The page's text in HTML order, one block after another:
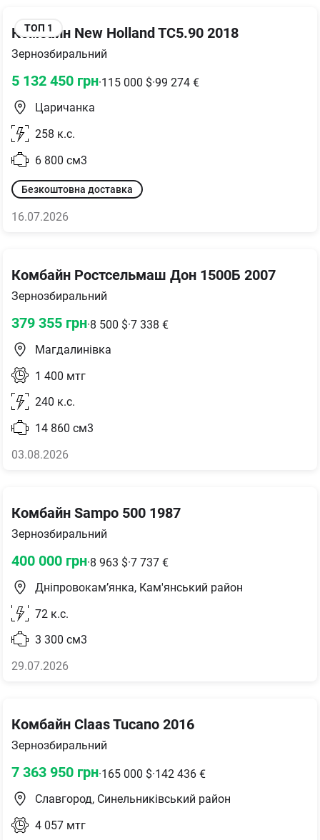
ТОП 1
Комбайн New Holland TC5.90 2018
Зернозбиральний
5 132 450 грн·115 000 $·99 274 €
Царичанка
258 к.с.
6 800 см3
Безкоштовна доставка
16.07.2026
Комбайн Ростсельмаш Дон 1500Б 2007
Зернозбиральний
379 355 грн·8 500 $·7 338 €
Магдалинівка
1 400 мтг
240 к.с.
14 860 см3
03.08.2026
Комбайн Sampo 500 1987
Зернозбиральний
400 000 грн·8 963 $·7 737 €
Дніпровокам’янка, Кам'янський район
72 к.с.
3 300 см3
29.07.2026
Комбайн Claas Tucano 2016
Зернозбиральний
7 363 950 грн·165 000 $·142 436 €
Славгород, Синельниківський район
4 057 мтг